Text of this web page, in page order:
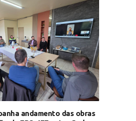
andamento das obras